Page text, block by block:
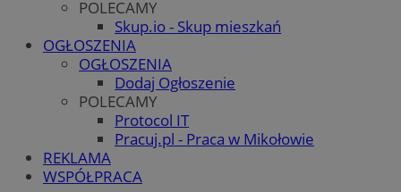
POLECAMY
Skup.io - Skup mieszkań
OGŁOSZENIA
OGŁOSZENIA
Dodaj Ogłoszenie
POLECAMY
Protocol IT
Pracuj.pl - Praca w Mikołowie
REKLAMA
WSPÓŁPRACA